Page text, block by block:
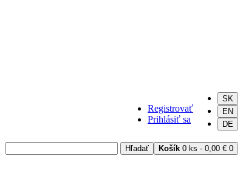
SK
EN
DE
Registrovať
Prihlásiť sa
Košík 0 ks - 0,00 € 0
Hľadať